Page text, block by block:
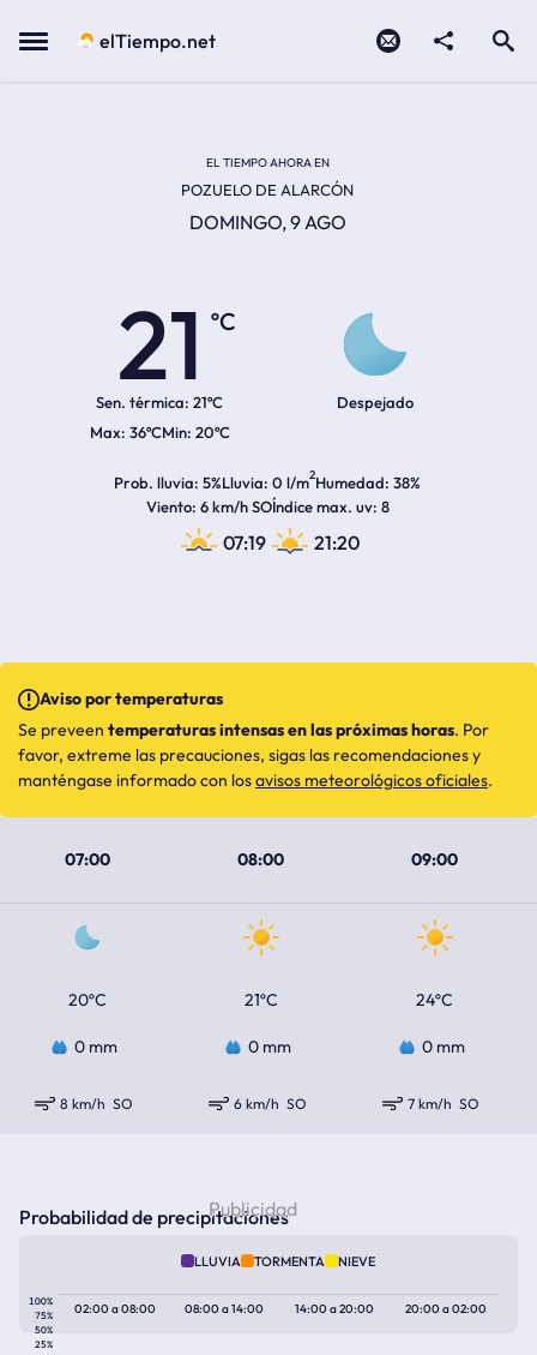
Menu elTiempo.net
EL TIEMPO AHORA EN
POZUELO DE ALARCÓN
DOMINGO, 9 AGO
21
ºC
Sen. térmica: 21ºC
36ºC 20ºC
Despejado
Prob. lluvia 5%Lluvia 0 l/m2Humedad 38%
Viento 6 km/h SOÍndice max. uv 8
07:19 21:20
07:00 08:00 09:00
20ºC 21ºC 24ºC
0 mm 0 mm 0 mm
8 km/h SO 6 km/h SO 7 km/h SO
Aviso por temperaturas
Se preveen temperaturas intensas en las próximas horas. Por
favor, extreme las precauciones, sigas las recomendaciones y
manténgase informado con losavisos meteorológicos oficiales.
Probabilidad de precipitaciones
LLUVIA TORMENTA NIEVE
100%
75%
50%
25%
02:00a08:00 08:00a14:00 14:00a20:00 20:00a02:00